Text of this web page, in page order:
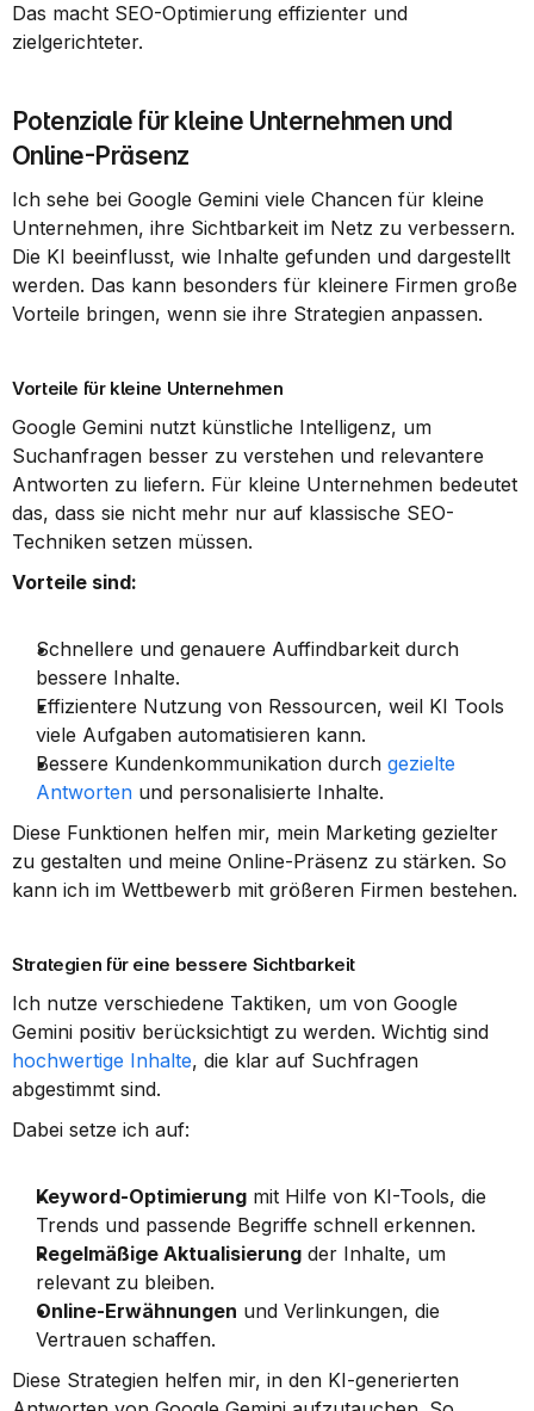
Das macht SEO-Optimierung effizienter und
zielgerichteter.
Potenziale für kleine Unternehmen und
Online-Präsenz
Ich sehe bei Google Gemini viele Chancen für kleine
Unternehmen, ihre Sichtbarkeit im Netz zu verbessern.
Die KI beeinflusst, wie Inhalte gefunden und dargestellt
werden. Das kann besonders für kleinere Firmen große
Vorteile bringen, wenn sie ihre Strategien anpassen.
Vorteile für kleine Unternehmen
Google Gemini nutzt künstliche Intelligenz, um
Suchanfragen besser zu verstehen und relevantere
Antworten zu liefern. Für kleine Unternehmen bedeutet
das, dass sie nicht mehr nur auf klassische SEO-
Techniken setzen müssen.
Vorteile sind:
Schnellere und genauere Auffindbarkeit durch
bessere Inhalte.
Effizientere Nutzung von Ressourcen, weil KI Tools
viele Aufgaben automatisieren kann.
Bessere Kundenkommunikation durch gezielte
Antworten und personalisierte Inhalte.
Diese Funktionen helfen mir, mein Marketing gezielter
zu gestalten und meine Online-Präsenz zu stärken. So
kann ich im Wettbewerb mit größeren Firmen bestehen.
Strategien für eine bessere Sichtbarkeit
Ich nutze verschiedene Taktiken, um von Google
hochwertige Inhalte, die klar auf Suchfragen
abgestimmt sind.
Dabei setze ich auf:
Keyword-Optimierung mit Hilfe von KI-Tools, die
Trends und passende Begriffe schnell erkennen.
Regelmäßige Aktualisierung der Inhalte, um
relevant zu bleiben.
Online-Erwähnungen und Verlinkungen, die
Vertrauen schaffen.
Diese Strategien helfen mir, in den KI-generierten